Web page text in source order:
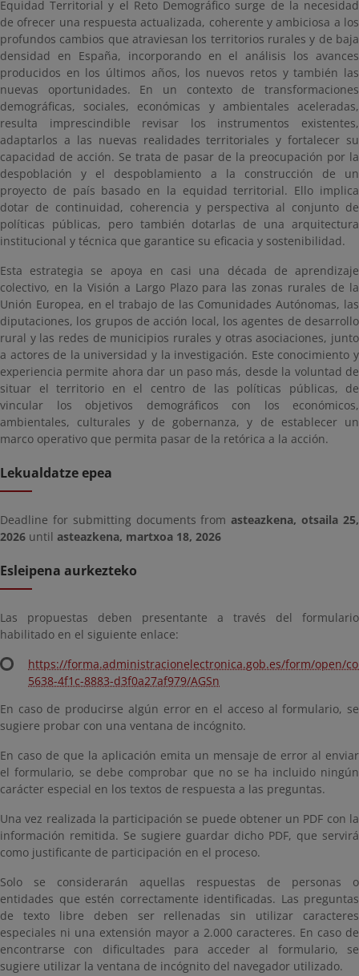
Equidad Territorial y el Reto Demográfico surge de la necesidad
de ofrecer una respuesta actualizada, coherente y ambiciosa a los
profundos cambios que atraviesan los territorios rurales y de baja
densidad en España, incorporando en el análisis los avances
producidos en los últimos años, los nuevos retos y también las
nuevas oportunidades. En un contexto de transformaciones
demográficas, sociales, económicas y ambientales aceleradas,
resulta imprescindible revisar los instrumentos existentes,
adaptarlos a las nuevas realidades territoriales y fortalecer su
capacidad de acción. Se trata de pasar de la preocupación por la
despoblación y el despoblamiento a la construcción de un
proyecto de país basado en la equidad territorial. Ello implica
dotar de continuidad, coherencia y perspectiva al conjunto de
políticas públicas, pero también dotarlas de una arquitectura
institucional y técnica que garantice su eficacia y sostenibilidad.
Esta estrategia se apoya en casi una década de aprendizaje
colectivo, en la Visión a Largo Plazo para las zonas rurales de la
Unión Europea, en el trabajo de las Comunidades Autónomas, las
diputaciones, los grupos de acción local, los agentes de desarrollo
rural y las redes de municipios rurales y otras asociaciones, junto
a actores de la universidad y la investigación. Este conocimiento y
experiencia permite ahora dar un paso más, desde la voluntad de
situar el territorio en el centro de las políticas públicas, de
vincular los objetivos demográficos con los económicos,
ambientales, culturales y de gobernanza, y de establecer un
marco operativo que permita pasar de la retórica a la acción.
Lekualdatze epea
Deadline for submitting documents fromasteazkena, otsaila 25,
2026 until asteazkena, martxoa 18, 2026
Esleipena aurkezteko
Las propuestas deben presentante a través del formulario
habilitado en el siguiente enlace:
https://forma.administracionelectronica.gob.es/form/open/
5638-4f1c-8883-d3f0a27af979/AGSn
En caso de producirse algún error en el acceso al formulario, se
sugiere probar con una ventana de incógnito.
En caso de que la aplicación emita un mensaje de error al enviar
el formulario, se debe comprobar que no se ha incluido ningún
carácter especial en los textos de respuesta a las preguntas.
Una vez realizada la participación se puede obtener un PDF con la
información remitida. Se sugiere guardar dicho PDF, que servirá
como justificante de participación en el proceso.
Solo se considerarán aquellas respuestas de personas o
entidades que estén correctamente identificadas. Las preguntas
de texto libre deben ser rellenadas sin utilizar caracteres
especiales ni una extensión mayor a 2.000 caracteres. En caso de
encontrarse con dificultades para acceder al formulario, se
sugiere utilizar la ventana de incógnito del navegador utilizado.